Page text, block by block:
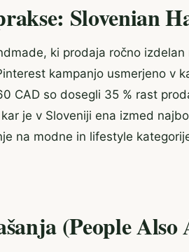
Slovenian
ki prodaja ročno
kampanjo usmerjeno v
CAD so dosegli 35 % rast
je v Sloveniji ena izmed
na modne in lifestyle
(People Also